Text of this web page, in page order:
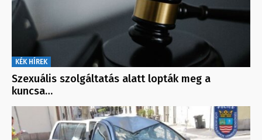
KÉK HÍREK
Szexuális szolgáltatás alatt lopták meg a
kuncsa…